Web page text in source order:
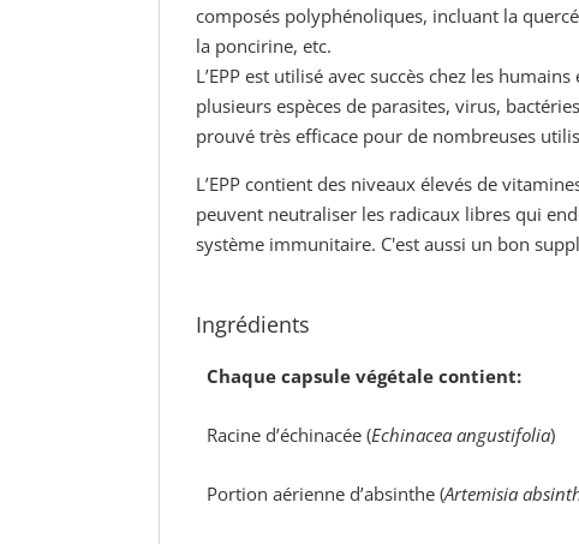
composés polyphénoliques, incluant la
la poncirine, etc.
L’EPP est utilisé avec succès chez les
plusieurs espèces de parasites, virus,
prouvé très efficace pour de nombreuses
L’EPP contient des niveaux élevés de
peuvent neutraliser les radicaux libres qui
système immunitaire. C'est aussi un bon
Ingrédients
Chaque capsule végétale contient:
Racine d’échinacée (Echinacea angustifolia)
Portion aérienne d’absinthe (Artemisia